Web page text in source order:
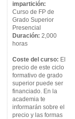
impartición:
Curso de FP de
Grado Superior
Presencial
Duración: 2,000
horas
Coste del curso: El
precio de este ciclo
formativo de grado
superior puede ser
financiado. En la
academia te
informarán sobre el
precio y las formas